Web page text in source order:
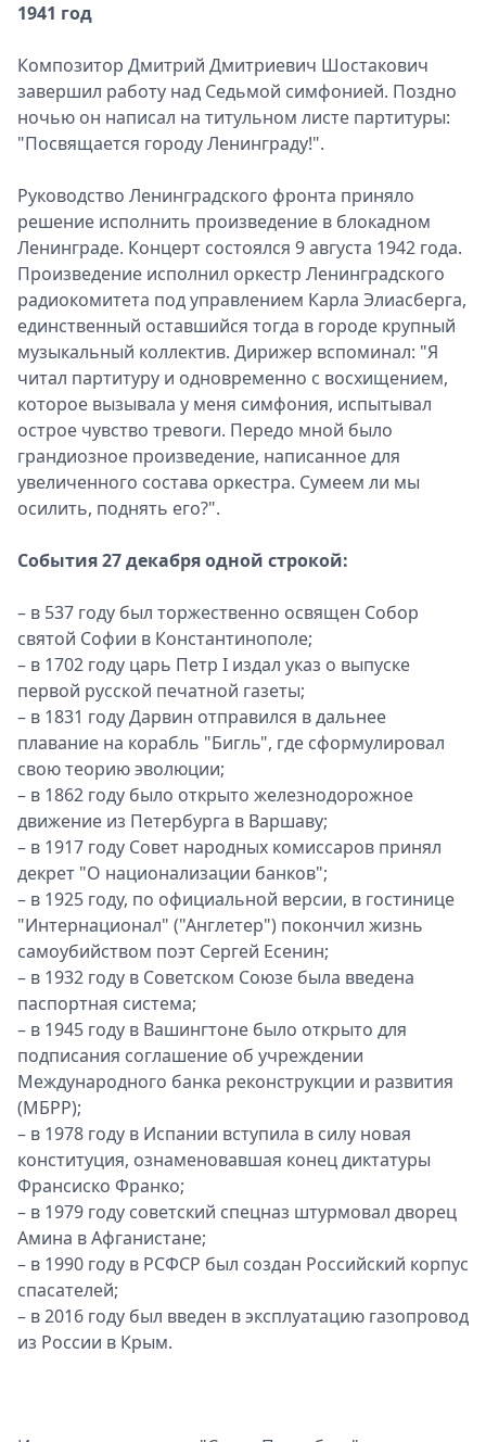
1941 год
Композитор Дмитрий Дмитриевич Шостакович
завершил работу над Седьмой симфонией. Поздно
ночью он написал на титульном листе партитуры:
"Посвящается городу Ленинграду!".
Руководство Ленинградского фронта приняло
решение исполнить произведение в блокадном
Ленинграде. Концерт состоялся 9 августа 1942 года.
Произведение исполнил оркестр Ленинградского
радиокомитета под управлением Карла Элиасберга,
единственный оставшийся тогда в городе крупный
музыкальный коллектив. Дирижер вспоминал: "Я
читал партитуру и одновременно с восхищением,
которое вызывала у меня симфония, испытывал
острое чувство тревоги. Передо мной было
грандиозное произведение, написанное для
увеличенного состава оркестра. Сумеем ли мы
осилить, поднять его?".
События 27 декабря одной строкой:
– в 537 году был торжественно освящен Собор
святой Софии в Константинополе;
– в 1702 году царь Петр I издал указ о выпуске
первой русской печатной газеты;
– в 1831 году Дарвин отправился в дальнее
плавание на корабль "Бигль", где сформулировал
свою теорию эволюции;
– в 1862 году было открыто железнодорожное
движение из Петербурга в Варшаву;
– в 1917 году Совет народных комиссаров принял
декрет "О национализации банков";
– в 1925 году, по официальной версии, в гостинице
"Интернационал" ("Англетер") покончил жизнь
самоубийством поэт Сергей Есенин;
– в 1932 году в Советском Союзе была введена
паспортная система;
– в 1945 году в Вашингтоне было открыто для
подписания соглашение об учреждении
Международного банка реконструкции и развития
(МБРР);
– в 1978 году в Испании вступила в силу новая
конституция, ознаменовавшая конец диктатуры
Франсиско Франко;
– в 1979 году советский спецназ штурмовал дворец
Амина в Афганистане;
– в 1990 году в РСФСР был создан Российский корпус
спасателей;
– в 2016 году был введен в эксплуатацию газопровод
из России в Крым.